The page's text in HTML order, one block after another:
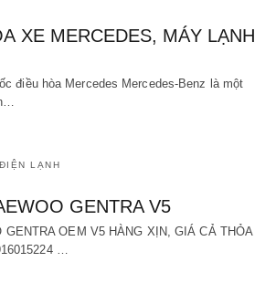
XE MERCEDES, MÁY LẠNH
điều hòa Mercedes Mercedes-Benz là một
LẠNH
GENTRA V5
GENTRA OEM V5 HÀNG XỊN, GIÁ CẢ THỎA
…